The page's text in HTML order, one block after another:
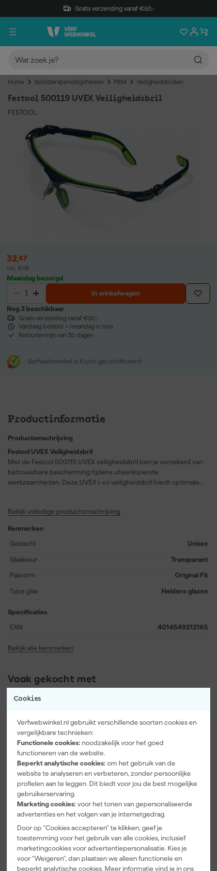
Gratis verzending vanaf €50,-
Home Schildersbenodigdheden PBM Veiligheidsbrillen
Cookies
Verfwebwinkel.nl gebruikt verschillende soorten cookies en
vergelijkbare technieken:
Functionele cookies: noodzakelijk voor het goed
functioneren van de website.
Beperkt analytische cookies: om het gebruik van de
website te analyseren en verbeteren, zonder persoonlijke
profielen aan te leggen. Dit biedt voor jou de best mogelijke
gebruikerservaring.
Marketing cookies: voor het tonen van gepersonaliseerde
advertenties en het volgen van je internetgedrag.
Door op "Cookies accepteren" te klikken, geef je
toestemming voor het gebruik van alle cookies, inclusief
marketingcookies voor advertentiepersonalisatie. Kies je
voor "Weigeren", dan plaatsen we alleen functionele en
beperkt analytische cookies. Meer informatie vind je in ons
Festool 500119 UVEX Veiligheidsbril
FESTOOL
32,67
incl. BTW
Maandag bezorgd
In winkelwagen
Nog 3 beschikbaar
Gratis verzending vanaf €50,-
Vandaag besteld = maandag in huis
Retourtermijn van 30 dagen
Verfwebwinkel is Kiyoh gecertificeerd
Productinformatie
Productomschrijving
Festool UVEX Veiligheidsbril
Met de Festool 500119 UVEX veiligheidsbril ben je verzekerd van
betrouwbare bescherming tijdens uiteenlopende
werkzaamheden. Deze UVEX i-vo veiligheidsbril biedt optimale
zijn. Het lichte en comfortabele ontwerp zorgt ervoor dat je de
hoogwaardige materiaal is de bril duurzaam en bestand tegen
dagelijks gebruik. De levering in een handige zak zorgt ervoor dat
voor zekerheid en draagcomfort met deze veiligheidsbril die
voldoet aan de eisen in professionele én particuliere omgevingen.
Bekijk volledige productomschrijving
Kenmerken
Geslacht
Unisex
Glaskleur Transparant
Pasvorm Original Fit
Type glas Heldere glazen
Specificaties
EAN
4014549212165
Bekijk alle kenmerken
Vaak gekocht met
Festool GHS
25 I
Gehoorbesch
erming
Maandag
bezorgd
Afgelopen 30 dgn 196,25
Lucamax
Washi tape -
50mx24mm
Maandag
bezorgd
Adviesprijs 6,00
Ontvetter en
Verfreiniger –
0,5L
Maandag
bezorgd